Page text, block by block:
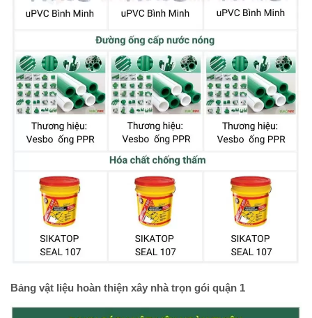
Bảng vật liệu hoàn thiện xây nhà trọn gói quận 1